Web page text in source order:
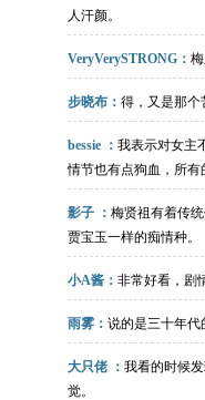
人汗颜。
VeryVerySTRONG：
步晓布： 得，又是那个
bessie ： 我表示对女主
情节也有点狗血，所有
影子 ： 梅贤祖有着传
贾宝玉一样的痴情种。
小A酱： 非常好看，剧
雨雾： 说的是三十年代
大只佬 ： 我看的时候
觉。